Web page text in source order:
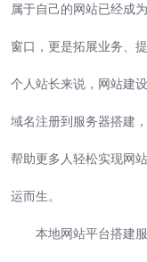
属于自己的网站已经成
窗口，更是拓展业务、
个人站长来说，网站建
域名注册到服务器搭建
帮助更多人轻松实现网
运而生。
本地网站平台搭建